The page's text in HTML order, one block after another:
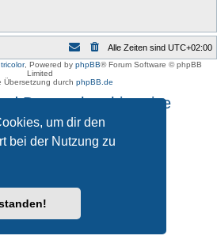
um dir den
bei der Nutzung zu
Alle Zeiten sind UTC+02:00
, Powered by phpBB® Forum Software © phpBB
Limited
Übersetzung durch phpBB.de
Datenschutzhinweise